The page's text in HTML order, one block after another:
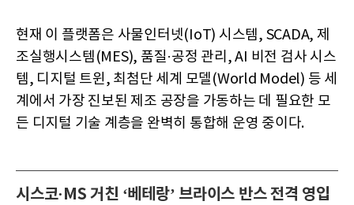
현재 이 플랫폼은 사물인터넷(IoT) 시스템, SCADA, 제
조실행시스템(MES), 품질·공정 관리, AI 비전 검사 시스
템, 디지털 트윈, 최첨단 세계 모델(World Model) 등 세
계에서 가장 진보된 제조 공장을 가동하는 데 필요한 모
든 디지털 기술 계층을 완벽히 통합해 운영 중이다.
시스코·MS 거친 ‘베테랑’ 브라이스 반스 전격 영입